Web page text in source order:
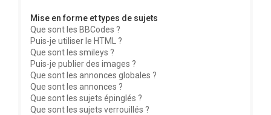
Mise en forme et types de sujets
Que sont les BBCodes ?
Puis-je utiliser le HTML ?
Que sont les smileys ?
Puis-je publier des images ?
Que sont les annonces globales ?
Que sont les annonces ?
Que sont les sujets épinglés ?
Que sont les sujets verrouillés ?